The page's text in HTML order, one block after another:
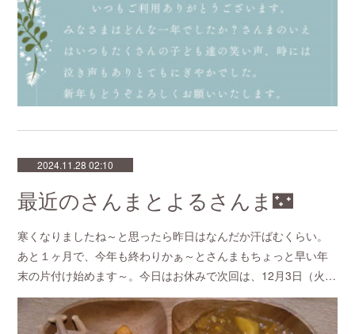
2024.11.28 02:10
最近のさんまとよるさんま🌃
寒くなりましたね～と思ったら昨日はなんだか汗ばむくらい。
あと１ヶ月で、今年も終わりかぁ～とさんまもちょっと早い年
末の片付け始めます～。今日はお休みで次回は、12月3日（火…